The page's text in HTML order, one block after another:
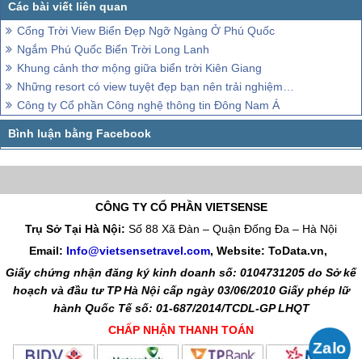
Cổng Trời View Biển Đẹp Ngỡ Ngàng Ở Phú Quốc
Ngắm Phú Quốc Biển Trời Long Lanh
Khung cảnh thơ mộng giữa biển trời Kiên Giang
Những resort có view tuyệt đẹp bạn nên trải nghiệm ngay
Công ty Cổ phần Công nghệ thông tin Đông Nam Á
CÔNG TY CỔ PHẦN VIETSENSE
Trụ Sở Tại Hà Nội: Số 88 Xã Đàn – Quận Đống Đa – Hà Nội
Email: Info@vietsensetravel.com, Website: ToData.vn,
Giấy chứng nhận đăng ký kinh doanh số: 0104731205 do Sở kế
hoạch và đầu tư TP Hà Nội cấp ngày 03/06/2010 Giấy phép lữ
hành Quốc Tế số: 01-687/2014/TCDL-GP LHQT
CHẤP NHẬN THANH TOÁN